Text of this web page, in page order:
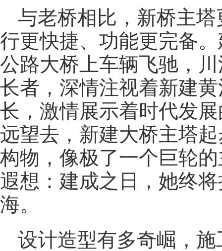
与老桥相比，新桥主
行更快捷、功能更完备
公路大桥上车辆飞驰，
长者，深情注视着新建
长，激情展示着时代发
远望去，新建大桥主塔
构物，像极了一个巨轮
遐想：建成之日，她终
海。
设计造型有多奇崛，